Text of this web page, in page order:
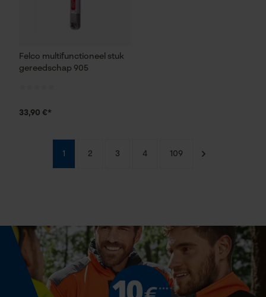
Felco multifunctioneel stuk
gereedschap 905
33,90 €*
1 2 3 4 109